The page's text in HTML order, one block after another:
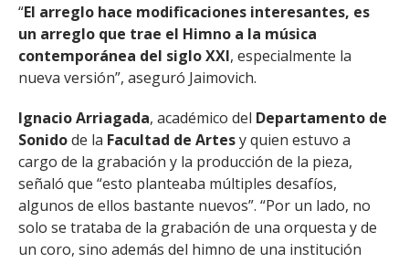
“El arreglo hace modificaciones interesantes, es
un arreglo que trae el Himno a la música
contemporánea del siglo XXI, especialmente la
nueva versión”, aseguró Jaimovich.
Ignacio Arriagada, académico del Departamento de
Sonidode la Facultad de Artesy quien estuvo a
cargo de la grabación y la producción de la pieza,
señaló que “esto planteaba múltiples desafíos,
algunos de ellos bastante nuevos”. “Por un lado, no
solo se trataba de la grabación de una orquesta y de
un coro, sino además del himno de una institución